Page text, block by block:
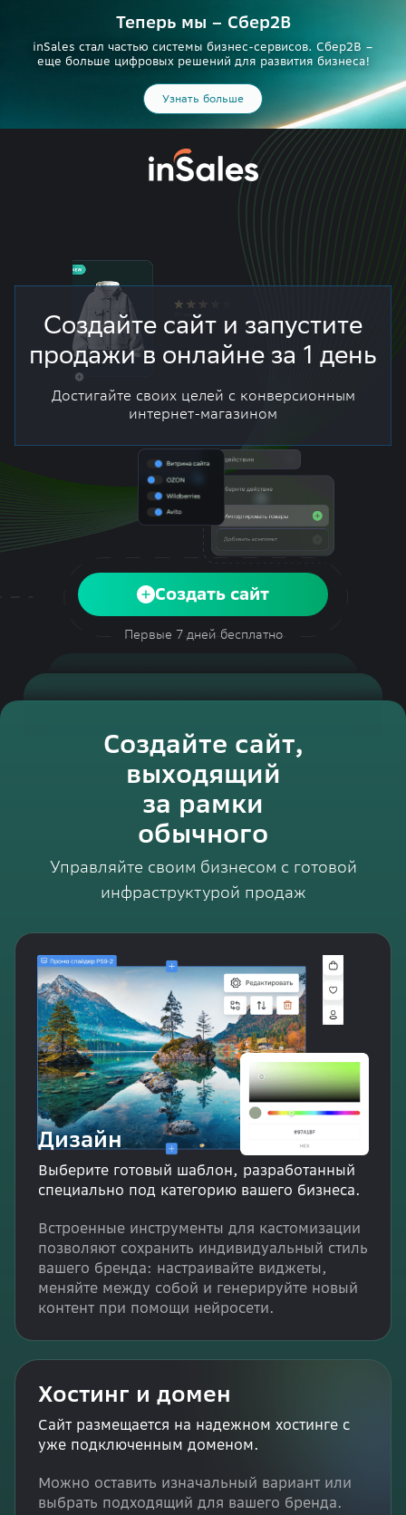
Теперь мы – Сбер2B
inSales стал частью системы бизнес-сервисов. Сбер2В –
еще больше цифровых решений для развития бизнеса!
Узнать больше
Создайте сайт и запустите
продажи в онлайне за 1 день
Достигайте своих целей с конверсионным
интернет-магазином
Создать сайт
Первые 7 дней бесплатно
Создайте сайт,
выходящий
за рамки
обычного
Управляйте своим бизнесом с готовой
инфраструктурой продаж
Дизайн
Выберите готовый шаблон, разработанный
специально под категорию вашего бизнеса.
Встроенные инструменты для кастомизации
позволяют сохранить индивидуальный стиль
вашего бренда: настраивайте виджеты,
меняйте между собой и генерируйте новый
контент при помощи нейросети.
Хостинг и домен
Сайт размещается на надежном хостинге с
уже подключенным доменом.
Можно оставить изначальный вариант или
выбрать подходящий для вашего бренда.